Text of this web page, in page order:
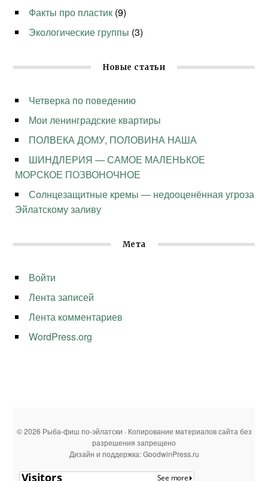
Факты про пластик (9)
Экологические группы (3)
Новые статьи
Четверка по поведению
Мои ленинградские квартиры
ПОЛВЕКА ДОМУ, ПОЛОВИНА НАША
ШИНДЛЕРИЯ — САМОЕ МАЛЕНЬКОЕ
МОРСКОЕ ПОЗВОНОЧНОЕ
Солнцезащитные кремы — недооценённая угроза
Эйлатскому заливу
Мета
Войти
Лента записей
Лента комментариев
WordPress.org
© 2026 Рыба-фиш по-эйлатски · Копирование материалов сайта без
разрешения запрещено
Дизайн и поддержка: GoodwinPress.ru